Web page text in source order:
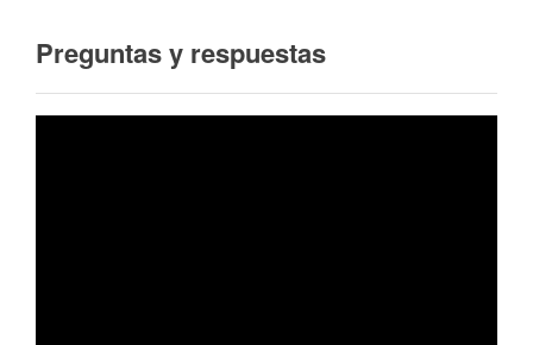
Preguntas y respuestas